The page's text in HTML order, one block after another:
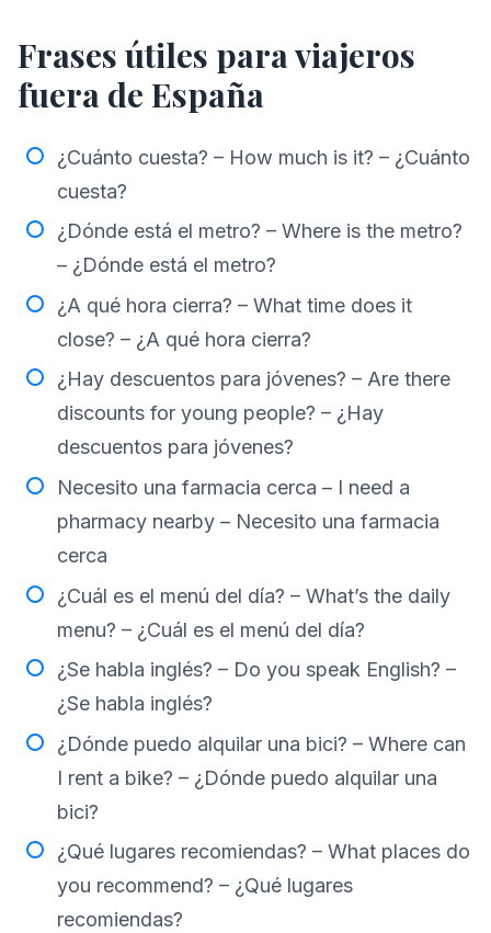
Frases útiles para viajeros
fuera de España
¿Cuánto cuesta? – How much is it? – ¿Cuánto
cuesta?
¿Dónde está el metro? – Where is the metro?
– ¿Dónde está el metro?
¿A qué hora cierra? – What time does it
close? – ¿A qué hora cierra?
¿Hay descuentos para jóvenes? – Are there
discounts for young people? – ¿Hay
descuentos para jóvenes?
Necesito una farmacia cerca – I need a
pharmacy nearby – Necesito una farmacia
cerca
¿Cuál es el menú del día? – What’s the daily
menu? – ¿Cuál es el menú del día?
¿Se habla inglés? – Do you speak English? –
¿Se habla inglés?
¿Dónde puedo alquilar una bici? – Where can
I rent a bike? – ¿Dónde puedo alquilar una
bici?
¿Qué lugares recomiendas? – What places do
you recommend? – ¿Qué lugares
recomiendas?